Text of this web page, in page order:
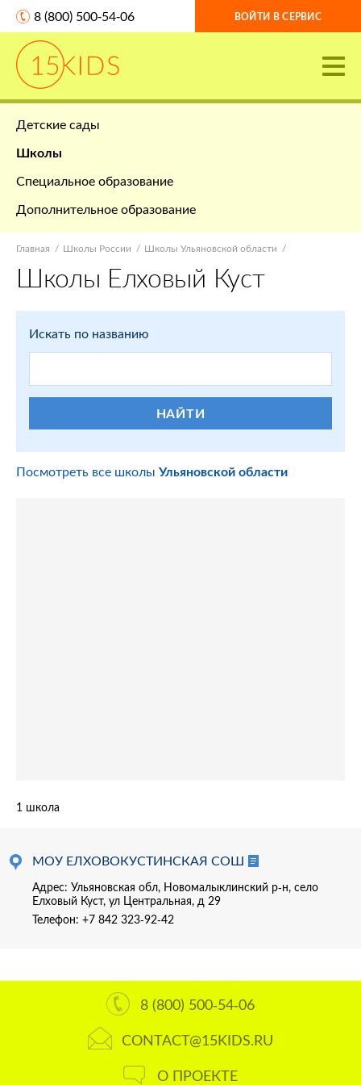
8 (800) 500-54-06 ВОЙТИ В СЕРВИС
Детские сады
Школы
Специальное образование
Дополнительное образование
Главная Школы России Школы Ульяновской области
Школы Елховый Куст
Искать по названию
НАЙТИ
Посмотреть все школы Ульяновской области
1 школа
МОУ ЕЛХОВОКУСТИНСКАЯ СОШ
Адрес: Ульяновская обл, Новомалыклинский р-н, село
Елховый Куст, ул Центральная, д 29
Телефон: +7 842 323-92-42
8 (800) 500-54-06
CONTACT@15KIDS.RU
О ПРОЕКТЕ